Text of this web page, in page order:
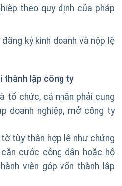
theo quy định của pháp
ký kinh doanh và nộp lệ
thành lập công ty
tổ chức, cá nhân phải cung
doanh nghiệp, mở công ty
tùy thân hợp lệ như chứng
cước công dân hoặc hộ
viên góp vốn thành lập